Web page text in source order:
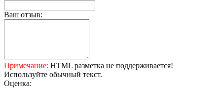
Ваш отзыв:
Примечание: HTML разметка не поддерживается!
Используйте обычный текст.
Оценка: